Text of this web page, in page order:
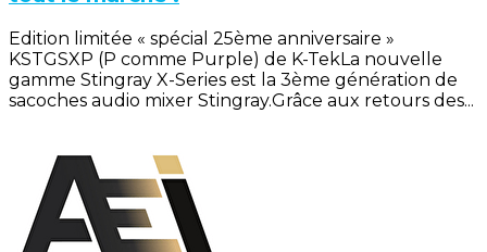
Edition limitée « spécial 25ème anniversaire »
KSTGSXP (P comme Purple) de K-TekLa nouvelle
gamme Stingray X-Series est la 3ème génération de
sacoches audio mixer Stingray.Grâce aux retours des...